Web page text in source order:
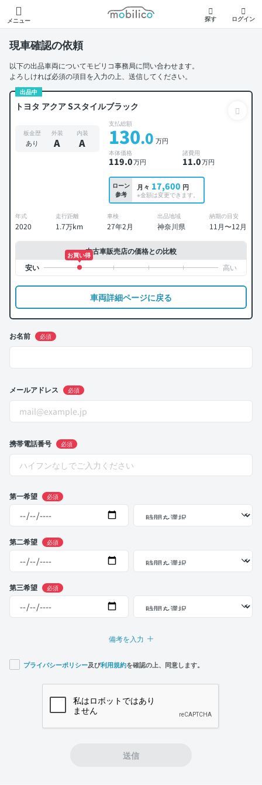
メニュー
モビリコ
探す ログイン
現車確認の依頼
以下の出品車両についてモビリコ事務局に問い合わせます。
よろしければ必須の項目を入力の上、送信してください。
出品中
トヨタ アクア Sスタイルブラック
板金歴
あり
外装
A
内装
A
支払総額
130.0 万円
本体価格
119.0万円
諸費用
11.0万円
ローン
参考
月々 17,600 円
※金額は変更できます。
年式
2020
走行距離
1.7万km
車検
27年2月
出品地域
神奈川県
納期の目安
11月〜12月
中古車販売店の価格との比較
お買い得
車両詳細ページに戻る
お名前 必須
メールアドレス 必須
携帯電話番号 必須
第一希望 必須
第二希望 必須
第三希望 必須
備考を入力
プライバシーポリシー及び利用規約を確認の上、同意します。
送信